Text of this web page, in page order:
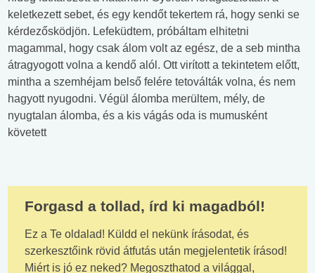
keletkezett sebet, és egy kendőt tekertem rá, hogy senki se
kérdezősködjön. Lefeküdtem, próbáltam elhitetni
magammal, hogy csak álom volt az egész, de a seb mintha
átragyogott volna a kendő alól. Ott virított a tekintetem előtt,
mintha a szemhéjam belső felére tetoválták volna, és nem
hagyott nyugodni. Végül álomba merültem, mély, de
nyugtalan álomba, és a kis vágás oda is mumusként
követett
Forgasd a tollad, írd ki magadból!
Ez a Te oldalad! Küldd el nekünk írásodat, és
szerkesztőink rövid átfutás után megjelentetik írásod!
Miért is jó ez neked? Megoszthatod a világgal,